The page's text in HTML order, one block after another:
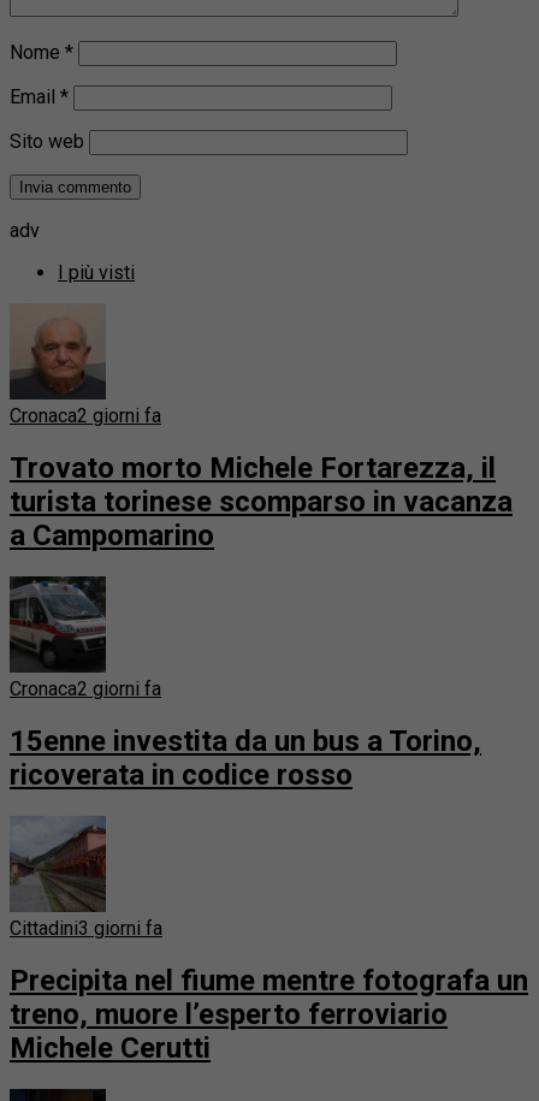
Nome *
Email *
Sito web
adv
I più visti
Cronaca2 giorni fa
Trovato morto Michele Fortarezza, il
turista torinese scomparso in vacanza
a Campomarino
Cronaca2 giorni fa
15enne investita da un bus a Torino,
ricoverata in codice rosso
Cittadini3 giorni fa
Precipita nel fiume mentre fotografa un
treno, muore l’esperto ferroviario
Michele Cerutti